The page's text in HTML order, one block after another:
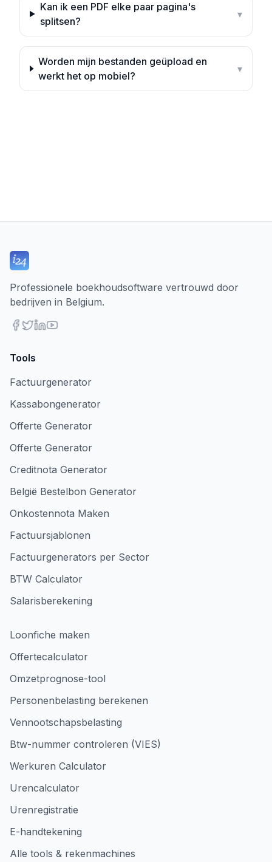
Kan ik een PDF elke paar pagina's
splitsen?
▾
Worden mijn bestanden geüpload en
werkt het op mobiel?
▾
Professionele boekhoudsoftware vertrouwd door
bedrijven in Belgium.
Tools
Factuurgenerator
Kassabongenerator
Offerte Generator
Offerte Generator
Creditnota Generator
België Bestelbon Generator
Onkostennota Maken
Factuursjablonen
Factuurgenerators per Sector
BTW Calculator
Salarisberekening
Loonfiche maken
Offertecalculator
Omzetprognose-tool
Personenbelasting berekenen
Vennootschapsbelasting
Btw-nummer controleren (VIES)
Werkuren Calculator
Urencalculator
Urenregistratie
E-handtekening
Alle tools & rekenmachines